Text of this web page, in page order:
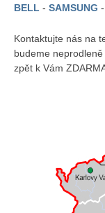
BELL - SAMSUNG -
Kontaktujte nás na
budeme
zpět k Vám